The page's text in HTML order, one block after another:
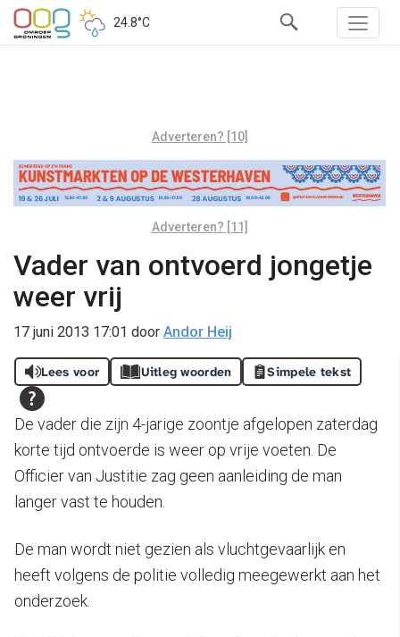
24.8°C
Adverteren? [10]
Adverteren? [11]
Vader van ontvoerd jongetje
weer vrij
17 juni 2013 17:01 door Andor Heij
Lees voor Uitleg woorden Simpele tekst
De vader die zijn 4-jarige zoontje afgelopen zaterdag
korte tijd ontvoerde is weer op vrije voeten. De
Officier van Justitie zag geen aanleiding de man
langer vast te houden.
De man wordt niet gezien als vluchtgevaarlijk en
heeft volgens de politie volledig meegewerkt aan het
onderzoek.